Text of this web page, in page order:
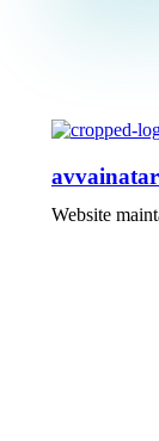
Website